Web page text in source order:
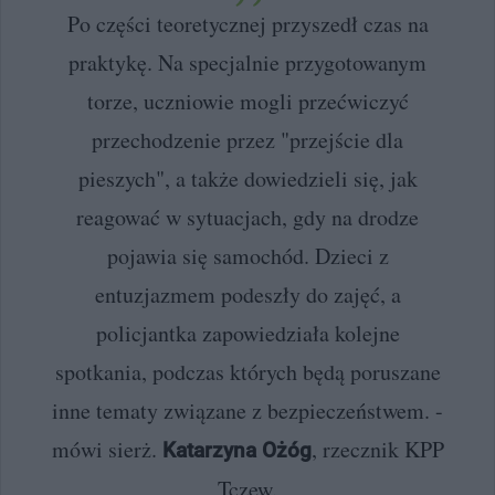
Po części teoretycznej przyszedł czas na
praktykę. Na specjalnie przygotowanym
torze, uczniowie mogli przećwiczyć
przechodzenie przez "przejście dla
pieszych", a także dowiedzieli się, jak
reagować w sytuacjach, gdy na drodze
pojawia się samochód. Dzieci z
entuzjazmem podeszły do zajęć, a
policjantka zapowiedziała kolejne
spotkania, podczas których będą poruszane
inne tematy związane z bezpieczeństwem. -
mówi sierż. Katarzyna Ożóg, rzecznik KPP
Tczew.